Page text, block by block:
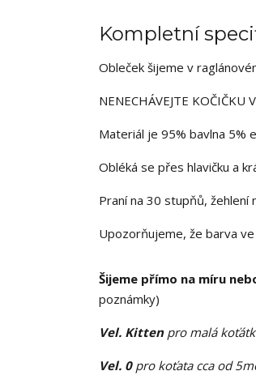
Kompletní
Obleček šijeme v
NENECHÁVEJTE KOČIČKU
Materiál je 95% bavlna 5%
Obléká se přes hlavičku a
Praní na 30 stupňů,
Upozorňujeme, že barva
Šijeme přímo na míru
poznámky)
Vel. Kitten pro malá
Vel. 0pro koťata cca od